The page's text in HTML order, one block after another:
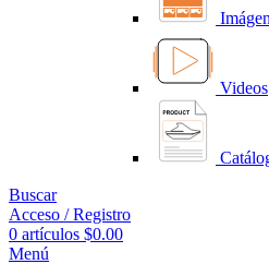
Videos
Buscar
Acceso / Registro
0 artículos $0.00
Menú